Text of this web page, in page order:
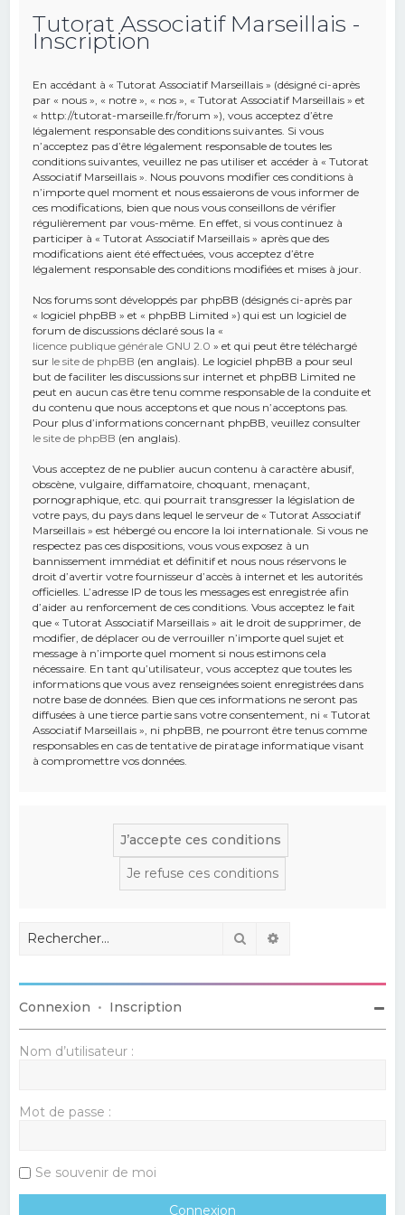
Tutorat Associatif Marseillais -
Inscription
En accédant à « Tutorat Associatif Marseillais » (désigné ci-après
par « nous », « notre », « nos », « Tutorat Associatif Marseillais » et
« http://tutorat-marseille.fr/forum »), vous acceptez d’être
légalement responsable des conditions suivantes. Si vous
n’acceptez pas d’être légalement responsable de toutes les
conditions suivantes, veuillez ne pas utiliser et accéder à « Tutorat
Associatif Marseillais ». Nous pouvons modifier ces conditions à
n’importe quel moment et nous essaierons de vous informer de
ces modifications, bien que nous vous conseillons de vérifier
régulièrement par vous-même. En effet, si vous continuez à
participer à « Tutorat Associatif Marseillais » après que des
modifications aient été effectuées, vous acceptez d’être
légalement responsable des conditions modifiées et mises à jour.
Nos forums sont développés par phpBB (désignés ci-après par
« logiciel phpBB » et « phpBB Limited ») qui est un logiciel de
forum de discussions déclaré sous la «
licence publique générale GNU 2.0 » et qui peut être téléchargé
sur le site de phpBB (en anglais). Le logiciel phpBB a pour seul
but de faciliter les discussions sur internet et phpBB Limited ne
peut en aucun cas être tenu comme responsable de la conduite et
du contenu que nous acceptons et que nous n’acceptons pas.
Pour plus d’informations concernant phpBB, veuillez consulter
le site de phpBB (en anglais).
Vous acceptez de ne publier aucun contenu à caractère abusif,
obscène, vulgaire, diffamatoire, choquant, menaçant,
pornographique, etc. qui pourrait transgresser la législation de
votre pays, du pays dans lequel le serveur de « Tutorat Associatif
Marseillais » est hébergé ou encore la loi internationale. Si vous ne
respectez pas ces dispositions, vous vous exposez à un
bannissement immédiat et définitif et nous nous réservons le
droit d’avertir votre fournisseur d’accès à internet et les autorités
officielles. L’adresse IP de tous les messages est enregistrée afin
d’aider au renforcement de ces conditions. Vous acceptez le fait
que « Tutorat Associatif Marseillais » ait le droit de supprimer, de
modifier, de déplacer ou de verrouiller n’importe quel sujet et
message à n’importe quel moment si nous estimons cela
nécessaire. En tant qu’utilisateur, vous acceptez que toutes les
informations que vous avez renseignées soient enregistrées dans
notre base de données. Bien que ces informations ne seront pas
diffusées à une tierce partie sans votre consentement, ni « Tutorat
Associatif Marseillais », ni phpBB, ne pourront être tenus comme
responsables en cas de tentative de piratage informatique visant
à compromettre vos données.
Rechercher
Connexion • Inscription
Nom d’utilisateur :
Mot de passe :
Se souvenir de moi